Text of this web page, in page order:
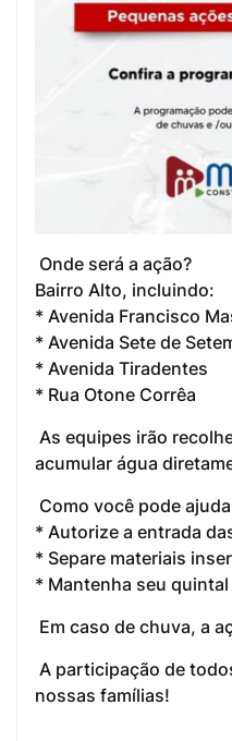
Onde será a ação?
Bairro Alto, incluindo:
* Avenida Francisco
* Avenida Sete de
* Avenida Tiradentes
* Rua Otone Corrêa
As equipes irão
acumular água
Como você pode
* Autorize a entrada
* Separe materiais
* Mantenha seu
Em caso de chuva, a
A participação de
nossas famílias!